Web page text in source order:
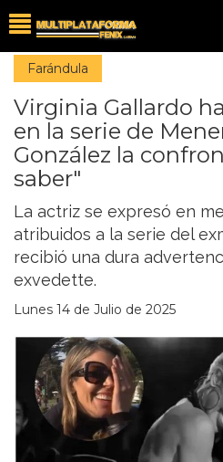
Farándula
Virginia Gallardo
en la serie de
González la
saber"
La actriz se expresó en
atribuidos a la serie del
recibió una dura
exvedette.
Lunes 14 de Julio de 2025